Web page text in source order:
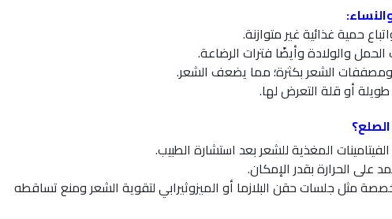
حمية غذائية غير متوازنة.
الحمل والولادة وأيضًا فترات الرضاعة.
ومصففات الشعر بكثرة؛ مما يضعف الشعر.
أو قلة التعرض لها.
المغذية للشعر بعد استشارة الطبيب.
على الحرارة بقدر الإمكان.
مثل جلسات حقن البلازما أو الميزوثيرابي لتقوية الشعر ومنع تساقطه